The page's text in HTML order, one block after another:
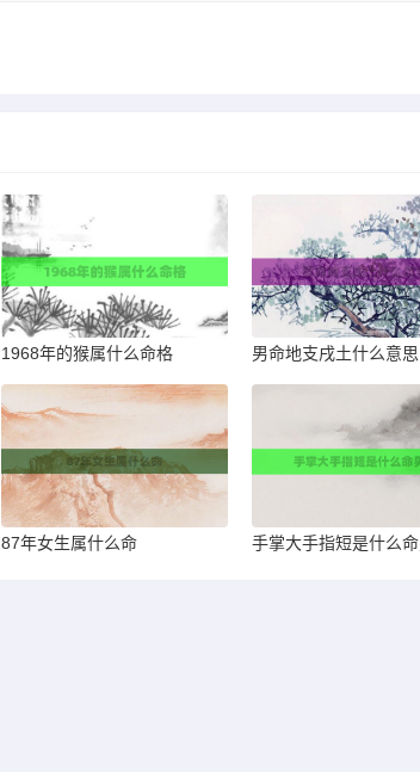
1968年的猴属什么命格 男命地支戌土什么意思
87年女生属什么命 手掌大手指短是什么